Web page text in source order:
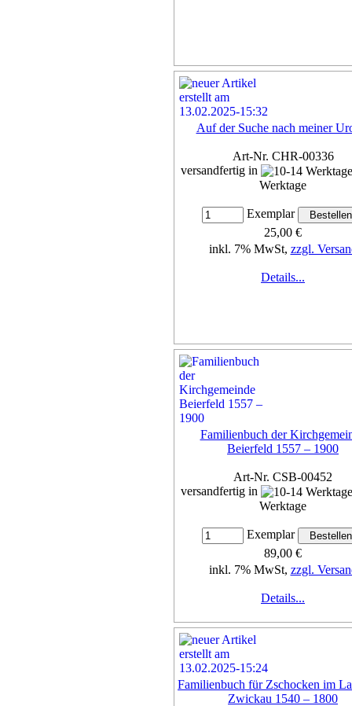
Auf der Suche nach meiner
Art-Nr. CHR-00336
versandfertig in
Werktage
Exemplar
25,00 €
inkl. 7% MwSt, zzgl.
Details...
Familienbuch der
Beierfeld 1557 – 1900
Art-Nr. CSB-00452
versandfertig in
Werktage
Exemplar
89,00 €
inkl. 7% MwSt, zzgl.
Details...
Familienbuch für Zschocken im
Zwickau 1540 – 1800